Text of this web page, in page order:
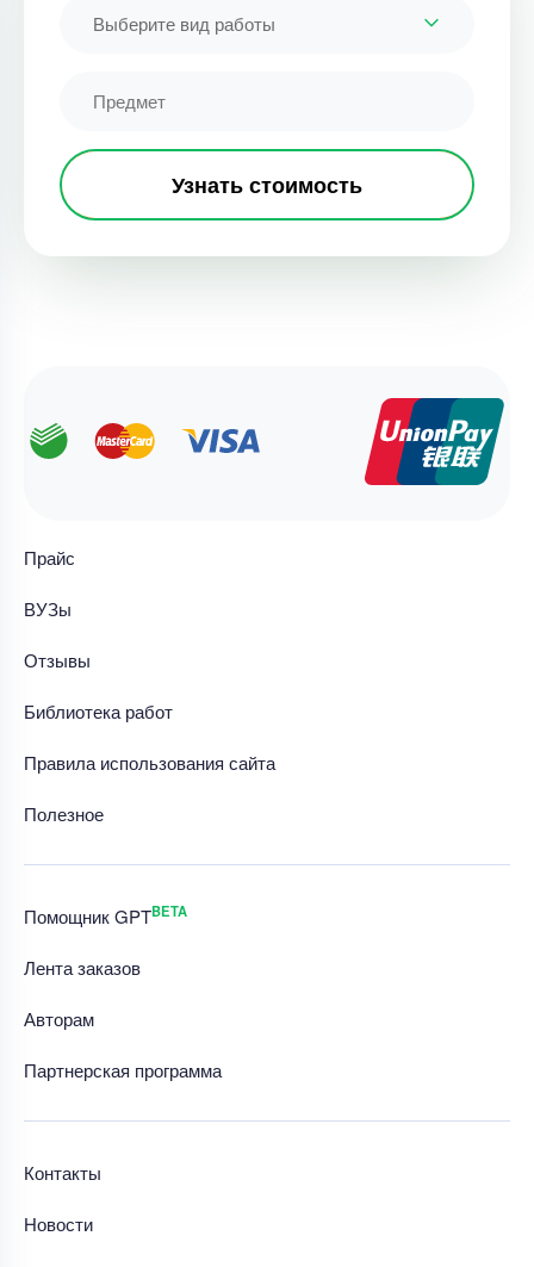
Выберите вид работы
Узнать стоимость
Прайс
ВУЗы
Отзывы
Библиотека работ
Правила использования сайта
Полезное
Помощник GPTBETA
Лента заказов
Авторам
Партнерская программа
Контакты
Новости